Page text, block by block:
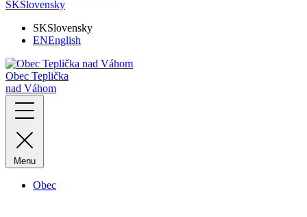
SKSlovensky
SKSlovensky
ENEnglish
Obec Teplička
nad Váhom
Menu
Obec